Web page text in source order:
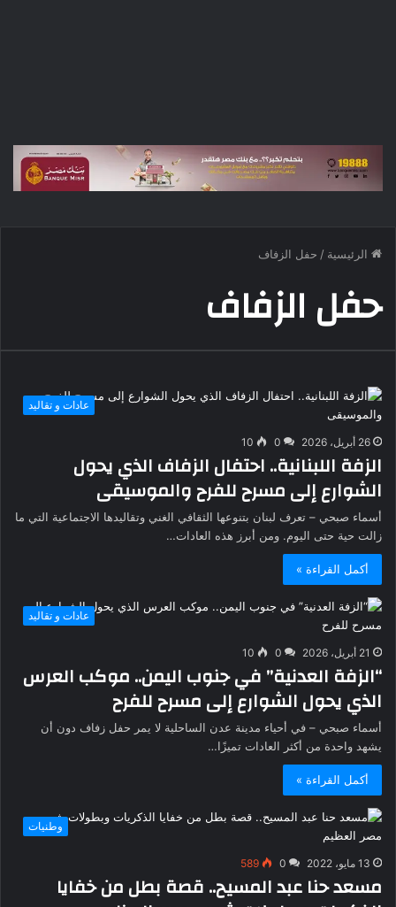
الرئيسية / حفل الزفاف
حفل الزفاف
عادات و تقاليد
26 أبريل، 2026 0
10
الزفة اللبنانية.. احتفال الزفاف الذي يحول
الشوارع إلى مسرح للفرح والموسيقى
أسماء صبحي – تعرف لبنان بتنوعها الثقافي الغني وتقاليدها الاجتماعية التي ما
زالت حية حتى اليوم. ومن أبرز هذه العادات…
أكمل القراءة »
عادات و تقاليد
21 أبريل، 2026 0
10
“الزفة العدنية” في جنوب اليمن.. موكب العرس
الذي يحول الشوارع إلى مسرح للفرح
أسماء صبحي – في أحياء مدينة عدن الساحلية لا يمر حفل زفاف دون أن
يشهد واحدة من أكثر العادات تميزًا…
أكمل القراءة »
وطنيات
13 مايو، 2022 0
589
مسعد حنا عبد المسيح.. قصة بطل من خفايا